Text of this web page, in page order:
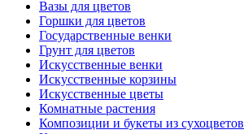
Вазы для цветов
Горшки для цветов
Государственные венки
Грунт для цветов
Искусственные венки
Искусственные корзины
Искусственные цветы
Комнатные растения
Композиции и букеты из сухоцветов